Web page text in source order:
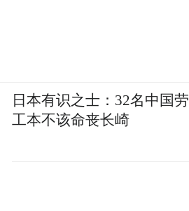
日本有识之士：32名中国劳
工本不该命丧长崎